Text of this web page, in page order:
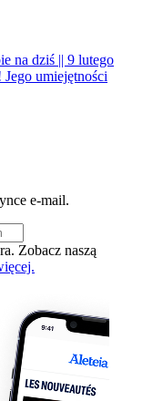
na dziś || 9 lutego
umiejętności
e-mail.
Zobacz naszą